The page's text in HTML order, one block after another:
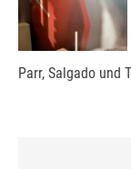
Parr, Salgado und